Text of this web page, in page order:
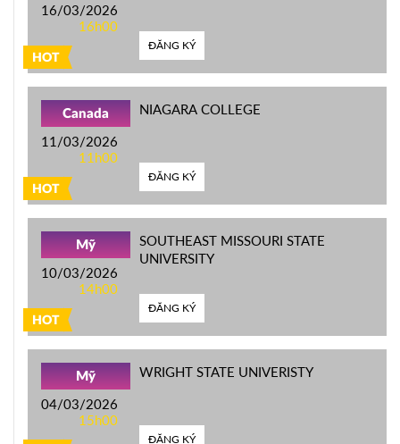
HOT
16/03/2026
16h00
ĐĂNG KÝ
HOT
Canada
11/03/2026
11h00
NIAGARA COLLEGE
ĐĂNG KÝ
HOT
Mỹ
10/03/2026
14h00
SOUTHEAST MISSOURI STATE
UNIVERSITY
ĐĂNG KÝ
Mỹ
04/03/2026
15h00
WRIGHT STATE UNIVERISTY
ĐĂNG KÝ